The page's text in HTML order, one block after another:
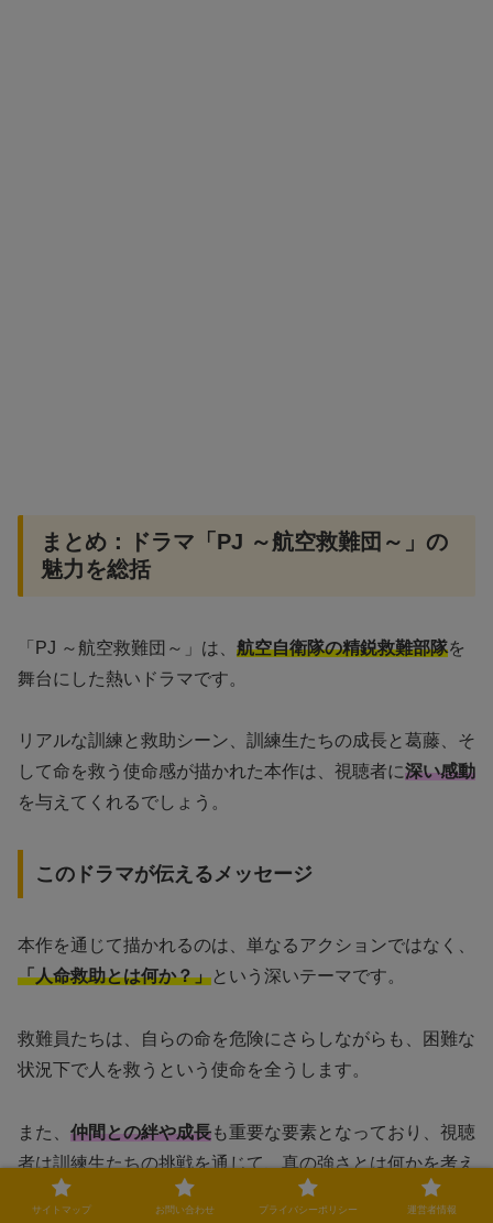
まとめ：ドラマ「PJ ～航空救難団～」の
魅力を総括
「PJ ～航空救難団～」は、 航空自衛隊の精鋭救難部隊を
舞台にした熱いドラマです。
リアルな訓練と救助シーン、訓練生たちの成長と葛藤、そ
して命を救う使命感が描かれた本作は、視聴者に深い感動
を与えてくれるでしょう。
このドラマが伝えるメッセージ
本作を通じて描かれるのは、単なるアクションではなく、
「人命救助とは何か？」という深いテーマです。
救難員たちは、自らの命を危険にさらしながらも、困難な
状況下で人を救うという使命を全うします。
また、 仲間との絆や成長も重要な要素となっており、視聴
者は訓練生たちの挑戦を通じて、真の強さとは何かを考え
させられます。
サイトマップ お問い合わせ プライバシーポリシー 運営者情報